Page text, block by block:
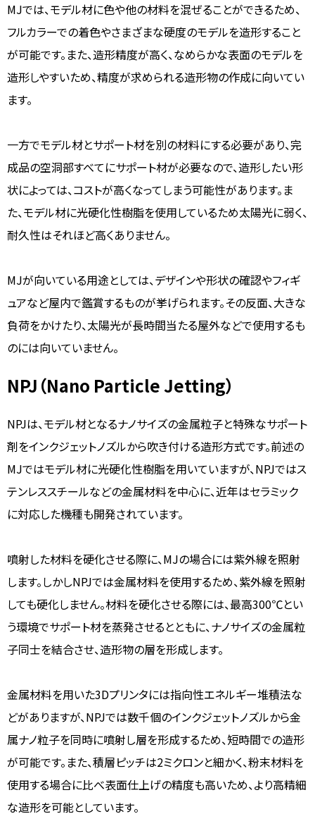
MJでは、モデル材に色や他の材料を混ぜることができるため、
フルカラーでの着色やさまざまな硬度のモデルを造形すること
が可能です。また、造形精度が高く、なめらかな表面のモデルを
造形しやすいため、精度が求められる造形物の作成に向いてい
ます。
一方でモデル材とサポート材を別の材料にする必要があり、完
成品の空洞部すべてにサポート材が必要なので、造形したい形
状によっては、コストが高くなってしまう可能性があります。ま
た、モデル材に光硬化性樹脂を使用しているため太陽光に弱く、
耐久性はそれほど高くありません。
MJが向いている用途としては、デザインや形状の確認やフィギ
ュアなど屋内で鑑賞するものが挙げられます。その反面、大きな
負荷をかけたり、太陽光が長時間当たる屋外などで使用するも
のには向いていません。
NPJ（Nano Particle Jetting）
NPJは、モデル材となるナノサイズの金属粒子と特殊なサポート
剤をインクジェットノズルから吹き付ける造形方式です。前述の
MJではモデル材に光硬化性樹脂を用いていますが、NPJではス
テンレススチールなどの金属材料を中心に、近年はセラミック
に対応した機種も開発されています。
噴射した材料を硬化させる際に、MJの場合には紫外線を照射
します。しかしNPJでは金属材料を使用するため、紫外線を照射
しても硬化しません。材料を硬化させる際には、最高300℃とい
う環境でサポート材を蒸発させるとともに、ナノサイズの金属粒
子同士を結合させ、造形物の層を形成します。
金属材料を用いた3Dプリンタには指向性エネルギー堆積法な
どがありますが、NPJでは数千個のインクジェットノズルから金
属ナノ粒子を同時に噴射し層を形成するため、短時間での造形
が可能です。また、積層ピッチは2ミクロンと細かく、粉末材料を
使用する場合に比べ表面仕上げの精度も高いため、より高精細
な造形を可能としています。